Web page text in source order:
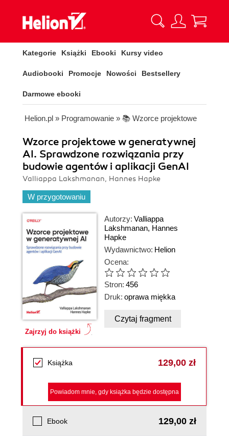
Kategorie Książki Ebooki Kursy video
Audiobooki Promocje Nowości Bestsellery
Darmowe ebooki
Helion.pl » Programowanie » 📚 Wzorce projektowe
Wzorce projektowe w generatywnej
AI. Sprawdzone rozwiązania przy
budowie agentów i aplikacji GenAI
Valliappa Lakshmanan, Hannes Hapke
W przygotowaniu
Zajrzyj do książki
Autorzy: Valliappa
Lakshmanan, Hannes
Hapke
Wydawnictwo: Helion
Ocena:
Stron: 456
Druk: oprawa miękka
Czytaj fragment
Książka 129,00 zł
Powiadom mnie, gdy książka będzie dostępna
Ebook 129,00 zł